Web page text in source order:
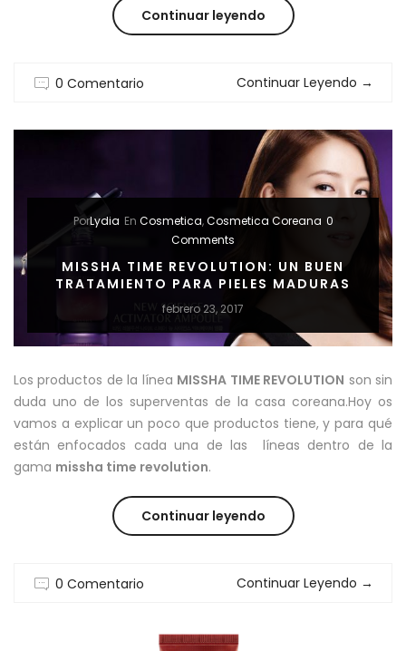
Continuar leyendo“KOREAN
:
SECRETOS
QUE
LLEGARON
DE
PARA
QUEDARSE”
0 Comentario Continuar Leyendo →
PorLydia En Cosmetica,Cosmetica Coreana 0
Comments
MISSHA TIME REVOLUTION: UN BUEN
TRATAMIENTO PARA PIELES MADURAS
febrero 23, 2017
Los productos de la línea MISSHA TIME REVOLUTION son sin
duda uno de los superventas de la casa coreana.Hoy os
vamos a explicar un poco que productos tiene, y para qué
están enfocados cada una de las líneas dentro de la
gama missha time revolution.
Continuar leyendo“MISSHA
REVOLUTION:
0 Comentario Continuar Leyendo →